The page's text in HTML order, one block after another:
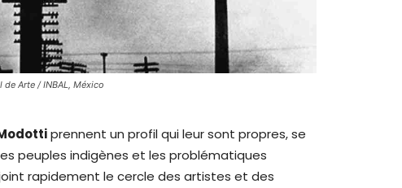
Arte / INBAL, México
prennent un profil qui leur sont propres, se
peuples indigènes et les problématiques
rapidement le cercle des artistes et des